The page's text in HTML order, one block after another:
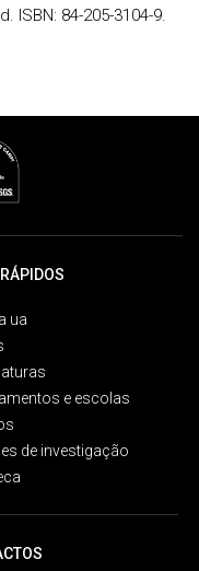
ISBN: 84-205-3104-9.
ua
e escolas
de investigação